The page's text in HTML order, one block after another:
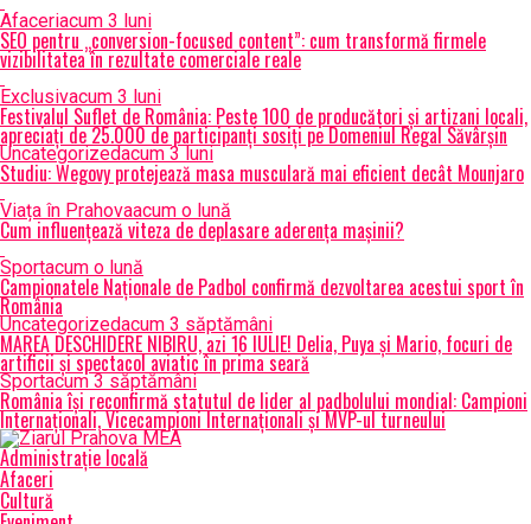
Afaceriacum 3 luni
SEO pentru „conversion-focused content”: cum transformă firmele
vizibilitatea în rezultate comerciale reale
Exclusivacum 3 luni
Festivalul Suflet de România: Peste 100 de producători și artizani locali,
apreciați de 25.000 de participanți sosiți pe Domeniul Regal Săvârșin
Uncategorizedacum 3 luni
Studiu: Wegovy protejează masa musculară mai eficient decât Mounjaro
Viața în Prahovaacum o lună
Cum influențează viteza de deplasare aderența mașinii?
Sportacum o lună
Campionatele Naționale de Padbol confirmă dezvoltarea acestui sport în
România
Uncategorizedacum 3 săptămâni
MAREA DESCHIDERE NIBIRU, azi 16 IULIE! Delia, Puya și Mario, focuri de
artificii și spectacol aviatic în prima seară
Sportacum 3 săptămâni
România își reconfirmă statutul de lider al padbolului mondial: Campioni
Internaționali, Vicecampioni Internaționali și MVP-ul turneului
Administrație locală
Afaceri
Cultură